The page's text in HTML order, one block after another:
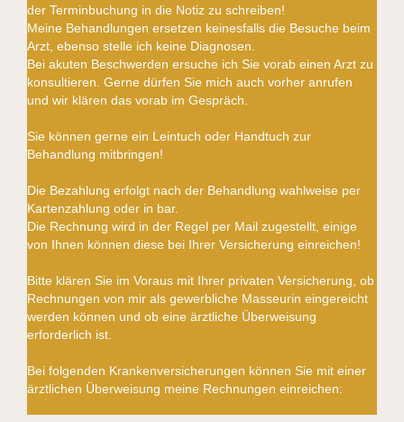
der Terminbuchung in die Notiz zu schreiben!
Meine Behandlungen ersetzen keinesfalls die Besuche beim
Arzt, ebenso stelle ich keine Diagnosen.
Bei akuten Beschwerden ersuche ich Sie vorab einen Arzt zu
konsultieren. Gerne dürfen Sie mich auch vorher anrufen
und wir klären das vorab im Gespräch.
Sie können gerne ein Leintuch oder Handtuch zur
Behandlung mitbringen!
Die Bezahlung erfolgt nach der Behandlung wahlweise per
Kartenzahlung oder in bar.
Die Rechnung wird in der Regel per Mail zugestellt, einige
von Ihnen können diese bei Ihrer Versicherung einreichen!
Bitte klären Sie im Voraus mit Ihrer privaten Versicherung, ob
Rechnungen von mir als gewerbliche Masseurin eingereicht
werden können und ob eine ärztliche Überweisung
erforderlich ist.
Bei folgenden Krankenversicherungen können Sie mit einer
ärztlichen Überweisung meine Rechnungen einreichen: